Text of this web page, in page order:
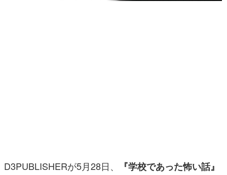
女性向け
D3PUBLISHERが5月28日、
『学校であった怖い話』